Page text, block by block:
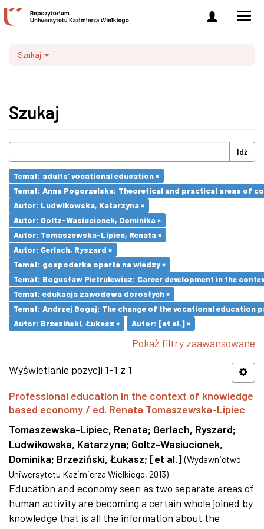
Zaloguj
się
Szukaj
Szukaj
Idź
Temat: adults’ vocational education ×
Temat: Anna Pogorzelska: Theoretical and practical areas of
Autor: Ludwikowska, Katarzyna ×
Autor: Goltz-Wasiucionek, Dominika ×
Autor: Tomaszewska-Lipiec, Renata ×
Autor: Gerlach, Ryszard ×
Temat: gospodarka oparta na wiedzy ×
Temat: Bogusław Pietrulewicz: Career development in the
Temat: edukacja zawodowa dorosłych ×
Temat: Andrzej Bogaj: The change of the vocational education
Autor: Brzeziński, Łukasz ×
Autor: [et al.] ×
Pokaż filtry zaawansowane
Wyświetlanie pozycji 1-1 z 1
Professional education in the context of knowledge
based economy / ed. Renata Tomaszewska-Lipiec
Tomaszewska-Lipiec, Renata; Gerlach, Ryszard;
Ludwikowska, Katarzyna; Goltz-Wasiucionek,
Dominika; Brzeziński, Łukasz; [et al.] (Wydawnictwo
Uniwersytetu Kazimierza Wielkiego, 2013)
Education and economy seen as two separate areas of
human activity are becoming a certain whole joined by
knowledge that is all the information about the